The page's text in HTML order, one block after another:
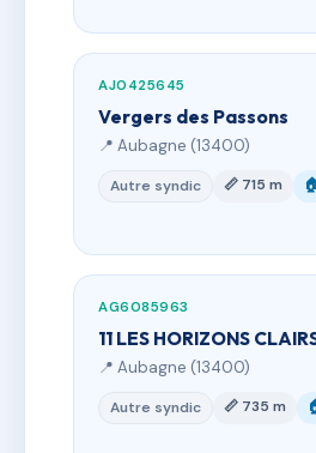
AJ0425645
Vergers des Passons
📍 Aubagne (13400)
Autre syndic 📏 715 m
AG6085963
11 LES HORIZONS
📍 Aubagne (13400)
Autre syndic 📏 735 m